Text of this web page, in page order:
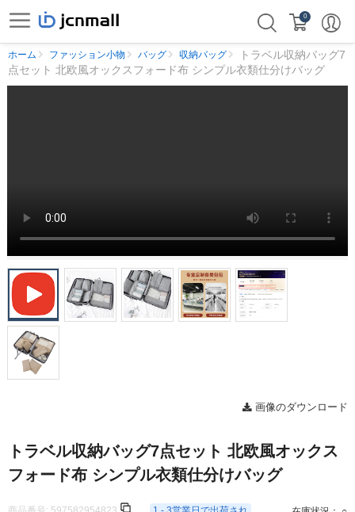
0
ホーム ファッション小物 バッグ 収納バッグ
トラベル収納バッグ7
点セット 北欧風オックスフォード布 シンプル衣類仕分けバッグ
画像のダウンロード
トラベル収納バッグ7点セット 北欧風オックス
フォード布 シンプル衣類仕分けバッグ